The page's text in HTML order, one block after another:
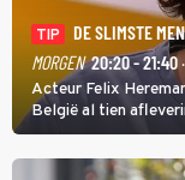
TIP
DE SLIMSTE
MORGEN 20:20 - 21:40
Acteur Felix
België al tien
deze seizoensfinale.
Soundos El Ahmadi